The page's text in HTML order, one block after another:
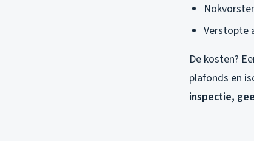
Verstopte
De kosten?
plafonds en
inspectie,